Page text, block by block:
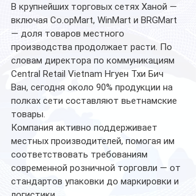
В крупнейших торговых сетях Ханой —
включая Co.opMart, WinMart и BRGMart
— доля товаров местного
производства продолжает расти. По
словам директора по коммуникациям
Central Retail Vietnam Нгуен Тхи Бич
Ван, сегодня около 90% продукции на
полках сети составляют вьетнамские
товары.
Компания активно поддерживает
местных производителей, помогая им
соответствовать требованиям
современной розничной торговли — от
стандартов упаковки до маркировки и